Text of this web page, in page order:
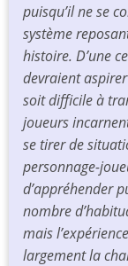
puisqu’il ne se
système
histoire. D’une
devraient
soit difficile à
joueurs
se tirer de
personnage-
d’appréhender
nombre
mais
largement la